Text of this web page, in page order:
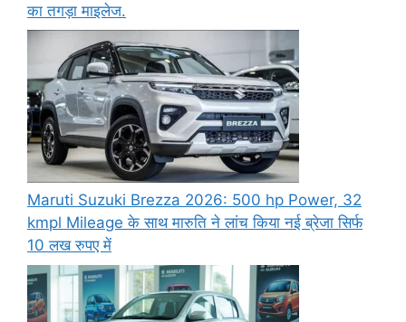
का तगड़ा माइलेज.
Maruti Suzuki Brezza 2026: 500 hp Power, 32
kmpl Mileage के साथ मारुति ने लांच किया नई ब्रेजा सिर्फ
10 लख रुपए में